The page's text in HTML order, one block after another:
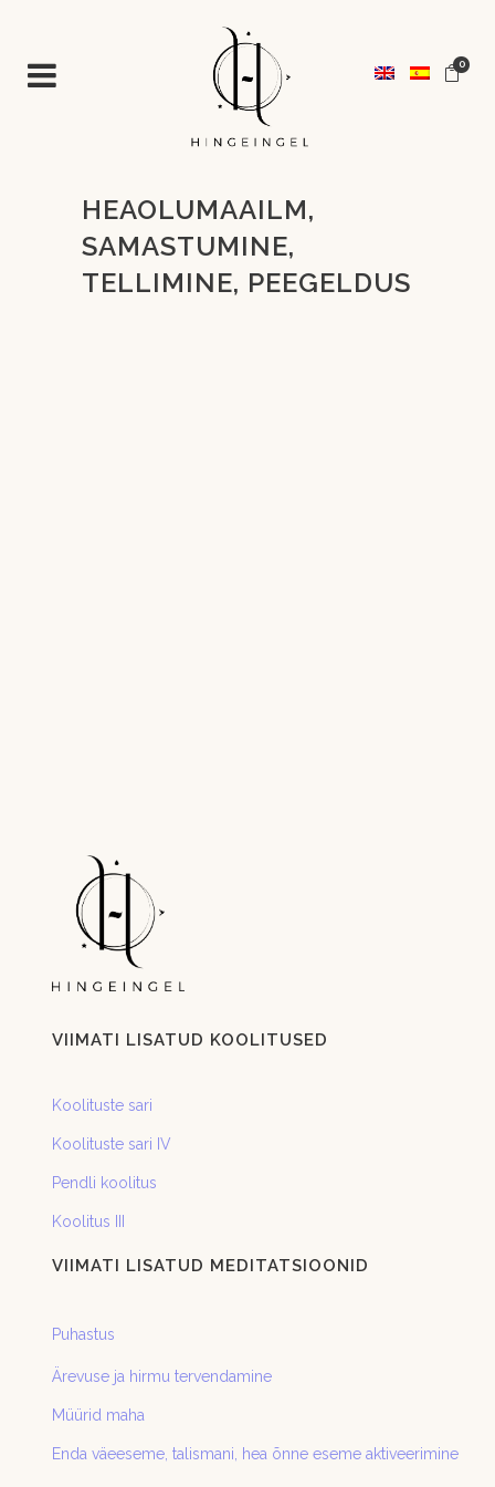
0
HEAOLUMAAILM,
SAMASTUMINE,
TELLIMINE, PEEGELDUS
VIIMATI LISATUD KOOLITUSED
Koolituste sari
Koolituste sari IV
Pendli koolitus
Koolitus III
VIIMATI LISATUD MEDITATSIOONID
Puhastus
Ärevuse ja hirmu tervendamine
Müürid maha
Enda väeeseme, talismani, hea õnne eseme aktiveerimine